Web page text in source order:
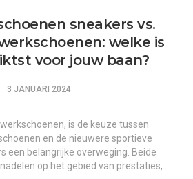
sneakers vs.
welke is
voor jouw baan?
3 JANUARI 2024
is de keuze tussen
en de nieuwere sportieve
een belangrijke overweging. Beide
op het gebied van prestaties,…